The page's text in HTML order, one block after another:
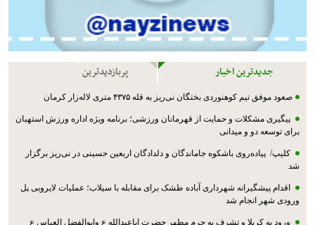
جدیدترین اخبار پربازدیدترین
صعود موفق تیم کوهنوردی بختگان نی‌ریز به قله ۴۳۷۵ متری لاله‌زار کرمان
پیگیری مشکلات و حمایت از قهرمانان ورزشی؛ برنامه ویژه اداره ورزش استهبان
برای توسعه دو و میدانی
کلیپ/ پیاده‌روی باشکوه جاماندگان و دلدادگان اربعین حسینی در نی‌ریز برگزار
شد
اقدام پیشگیرانه شهرداری آباده طشک برای مقابله با سیلاب؛ عملیات لایروبی پل
ورودی شهر انجام شد
ورود به کربلا و تشرف به حرم مطهر حضرت اباعبدالله ع وابوالفضل العباس ع